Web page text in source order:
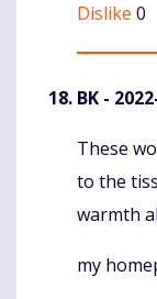
Dislike 0
BK -
These
to the
warmth
my